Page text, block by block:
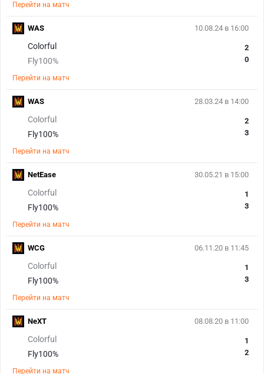
Перейти на матч
10.08.24 в 16:00
Colorful
Fly100%
2
0
Перейти на матч
WAS
28.03.24 в 14:00
Colorful
Fly100%
2
3
Перейти на матч
WAS
30.05.21 в 15:00
Colorful
Fly100%
1
3
Перейти на матч
NetEase
06.11.20 в 11:45
Colorful
Fly100%
1
3
Перейти на матч
WCG
08.08.20 в 11:00
Colorful
Fly100%
1
2
Перейти на матч
NeXT